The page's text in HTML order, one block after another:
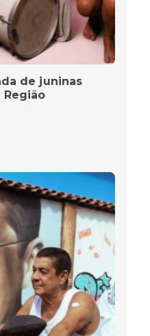
de juninas
Região